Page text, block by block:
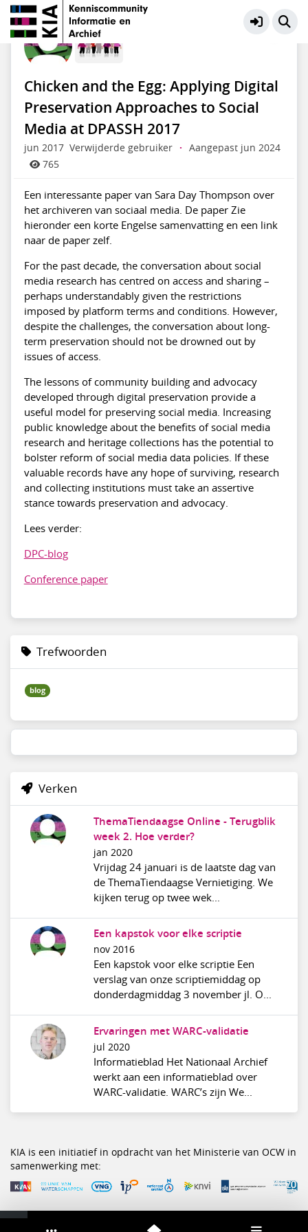
Particuliere Websites en SoMe
Chicken and the Egg: Applying Digital
Preservation Approaches to Social
Media at DPASSH 2017
jun 2017 Verwijderde gebruiker ·
Aangepast jun 2024
765
Een interessante paper van Sara Day Thompson over
het archiveren van sociaal media. De paper Zie
hieronder een korte Engelse samenvatting en een link
naar de paper zelf.
For the past decade, the conversation about social
media research has centred on access and sharing –
perhaps understandably given the restrictions
imposed by platform terms and conditions. However,
despite the challenges, the conversation about long-
term preservation should not be drowned out by
issues of access.
The lessons of community building and advocacy
developed through digital preservation provide a
useful model for preserving social media. Increasing
public knowledge about the benefits of social media
research and heritage collections has the potential to
bolster reform of social media data policies. If these
valuable records have any hope of surviving, research
and collecting institutions must take an assertive
stance towards preservation and advocacy.
Lees verder:
DPC-blog
Conference paper
Trefwoorden
blog
Verken
ThemaTiendaagse Online - Terugblik
week 2. Hoe verder?
jan 2020
Vrijdag 24 januari is de laatste dag van
de ThemaTiendaagse Vernietiging. We
kijken terug op twee wek...
Een kapstok voor elke scriptie
nov 2016
Een kapstok voor elke scriptie Een
verslag van onze scriptiemiddag op
donderdagmiddag 3 november jl. O...
Ervaringen met WARC-validatie
jul 2020
Informatieblad Het Nationaal Archief
werkt aan een informatieblad over
WARC-validatie. WARC’s zijn We...
KIA is een initiatief in opdracht van het Ministerie van OCW in
samenwerking met: